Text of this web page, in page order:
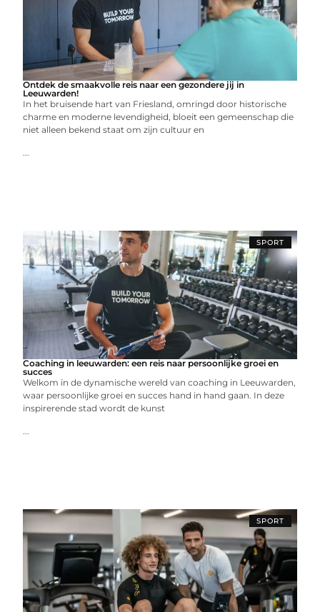
Ontdek de smaakvolle reis naar een gezondere jij in
Leeuwarden!
In het bruisende hart van Friesland, omringd door historische
charme en moderne levendigheid, bloeit een gemeenschap die
niet alleen bekend staat om zijn cultuur en
...
SPORT
Coaching in leeuwarden: een reis naar persoonlijke groei en
succes
Welkom in de dynamische wereld van coaching in Leeuwarden,
waar persoonlijke groei en succes hand in hand gaan. In deze
inspirerende stad wordt de kunst
...
SPORT